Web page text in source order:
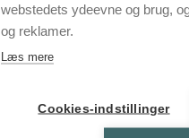
webstedets ydeevne og brug,
og reklamer.
Læs mere
Cookies-indstillinger